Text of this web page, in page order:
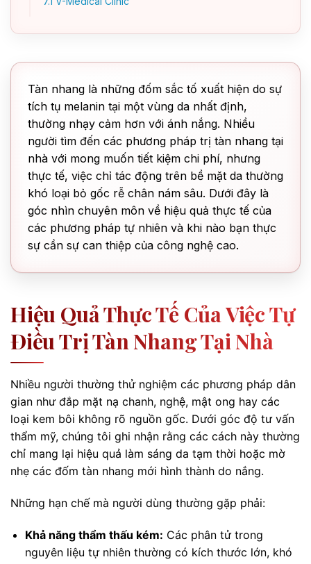
Tàn nhang là những đốm sắc tố xuất hiện do sự
tích tụ melanin tại một vùng da nhất định,
thường nhạy cảm hơn với ánh nắng. Nhiều
người tìm đến các phương pháp trị tàn nhang tại
nhà với mong muốn tiết kiệm chi phí, nhưng
thực tế, việc chỉ tác động trên bề mặt da thường
khó loại bỏ gốc rễ chân nám sâu. Dưới đây là
góc nhìn chuyên môn về hiệu quả thực tế của
các phương pháp tự nhiên và khi nào bạn thực
sự cần sự can thiệp của công nghệ cao.
Hiệu Quả Thực Tế Của Việc Tự
Điều Trị Tàn Nhang Tại Nhà
Nhiều người thường thử nghiệm các phương pháp dân
gian như đắp mặt nạ chanh, nghệ, mật ong hay các
loại kem bôi không rõ nguồn gốc. Dưới góc độ tư vấn
thẩm mỹ, chúng tôi ghi nhận rằng các cách này thường
chỉ mang lại hiệu quả làm sáng da tạm thời hoặc mờ
nhẹ các đốm tàn nhang mới hình thành do nắng.
Những hạn chế mà người dùng thường gặp phải:
Khả năng thẩm thấu kém: Các phân tử trong
nguyên liệu tự nhiên thường có kích thước lớn, khó